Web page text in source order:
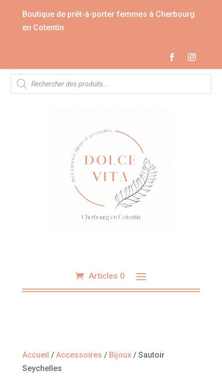
Boutique de prêt-à-porter femmes à Cherbourg
en Cotentin
Recherche
de
produits
Articles 0
Accueil / Accessoires / Bijoux/ Sautoir
Seychelles